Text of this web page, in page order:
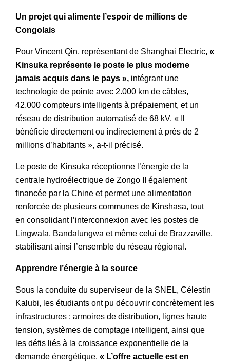
Un projet qui alimente l’espoir de millions de
Congolais
Pour Vincent Qin, représentant de Shanghai Electric, «
Kinsuka représente le poste le plus moderne
jamais acquis dans le pays », intégrant une
technologie de pointe avec 2.000 km de câbles,
42.000 compteurs intelligents à prépaiement, et un
réseau de distribution automatisé de 68 kV. « Il
bénéficie directement ou indirectement à près de 2
millions d’habitants », a-t-il précisé.
Le poste de Kinsuka réceptionne l’énergie de la
centrale hydroélectrique de Zongo II également
financée par la Chine et permet une alimentation
renforcée de plusieurs communes de Kinshasa, tout
en consolidant l’interconnexion avec les postes de
Lingwala, Bandalungwa et même celui de Brazzaville,
stabilisant ainsi l’ensemble du réseau régional.
Apprendre l’énergie à la source
Sous la conduite du superviseur de la SNEL, Célestin
Kalubi, les étudiants ont pu découvrir concrètement les
infrastructures : armoires de distribution, lignes haute
tension, systèmes de comptage intelligent, ainsi que
les défis liés à la croissance exponentielle de la
demande énergétique. « L’offre actuelle est en